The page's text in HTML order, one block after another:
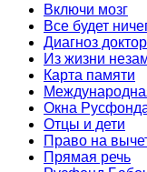
Включи мозг
Все будет
Диагноз
Из жизни
Карта памяти
Окна
Отцы и дети
Право на
Прямая речь